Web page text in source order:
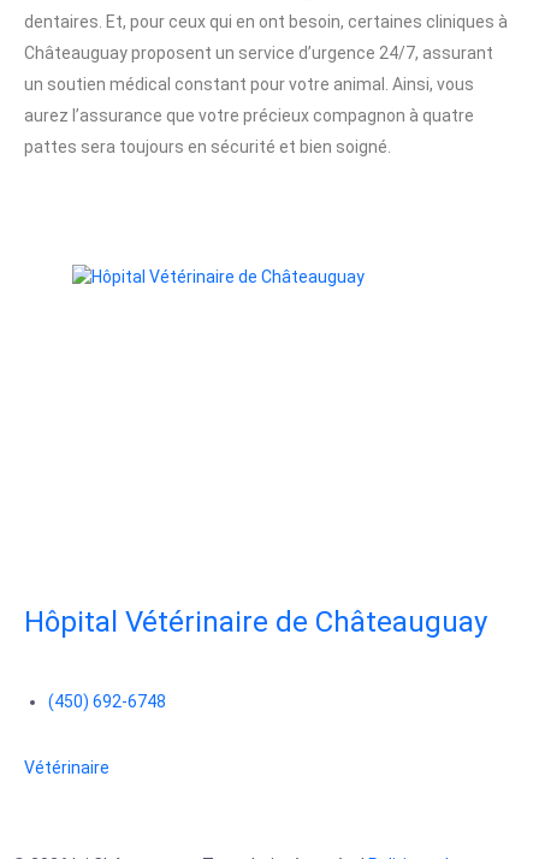
dentaires. Et, pour ceux qui en ont besoin, certaines cliniques à
Châteauguay proposent un service d’urgence 24/7, assurant
un soutien médical constant pour votre animal. Ainsi, vous
aurez l’assurance que votre précieux compagnon à quatre
pattes sera toujours en sécurité et bien soigné.
Hôpital Vétérinaire de Châteauguay
(450) 692-6748
Vétérinaire